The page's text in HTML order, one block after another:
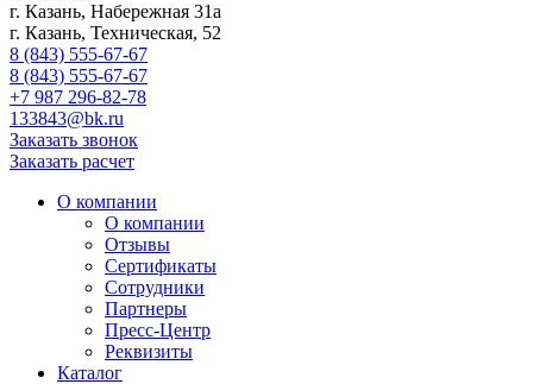
г. Казань, Набережная 31а
г. Казань, Техническая, 52
8 (843) 555-67-67
8 (843) 555-67-67
+7 987 296-82-78
133843@bk.ru
Заказать звонок
Заказать расчет
О компании
О компании
Отзывы
Сертификаты
Сотрудники
Партнеры
Пресс-Центр
Реквизиты
Каталог